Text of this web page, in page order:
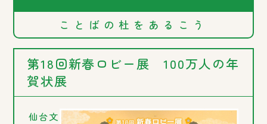
ことばの 杜を あるこう
第18回新春ロビー展 100万人の年
賀状展
仙台文